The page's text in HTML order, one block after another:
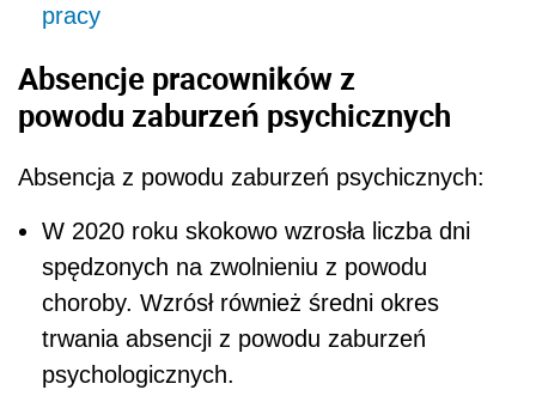
pracy
Absencje pracowników z
powodu zaburzeń psychicznych
Absencja z powodu zaburzeń psychicznych:
W 2020 roku skokowo wzrosła liczba dni
spędzonych na zwolnieniu z powodu
choroby. Wzrósł również średni okres
trwania absencji z powodu zaburzeń
psychologicznych.